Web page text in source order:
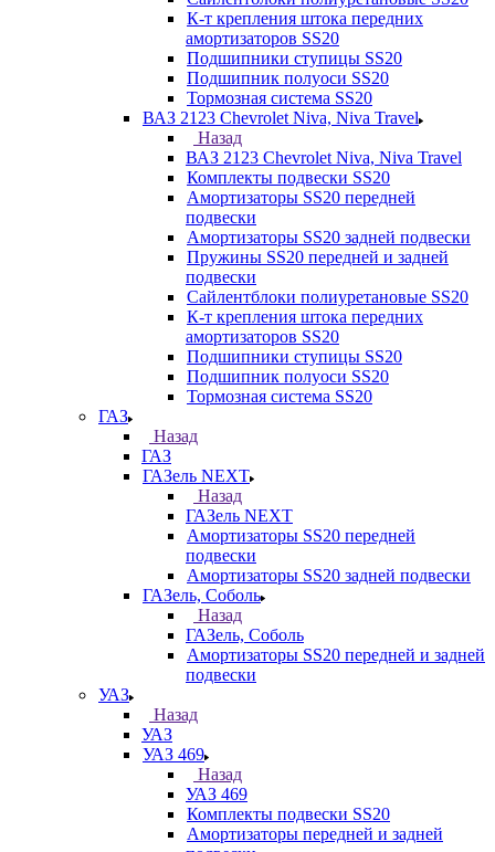
К-т крепления штока передних
амортизаторов SS20
Подшипники ступицы SS20
Подшипник полуоси SS20
Тормозная система SS20
ВАЗ 2123 Chevrolet Niva, Niva Travel
Назад
ВАЗ 2123 Chevrolet Niva, Niva Travel
Комплекты подвески SS20
Амортизаторы SS20 передней
подвески
Амортизаторы SS20 задней подвески
Пружины SS20 передней и задней
подвески
Сайлентблоки полиуретановые SS20
К-т крепления штока передних
амортизаторов SS20
Подшипники ступицы SS20
Подшипник полуоси SS20
Тормозная система SS20
ГАЗ
Назад
ГАЗ
ГАЗель NEXT
Назад
ГАЗель NEXT
Амортизаторы SS20 передней
подвески
Амортизаторы SS20 задней подвески
ГАЗель, Соболь
Назад
ГАЗель, Соболь
Амортизаторы SS20 передней и задней
подвески
УАЗ
Назад
УАЗ
УАЗ 469
Назад
УАЗ 469
Комплекты подвески SS20
Амортизаторы передней и задней